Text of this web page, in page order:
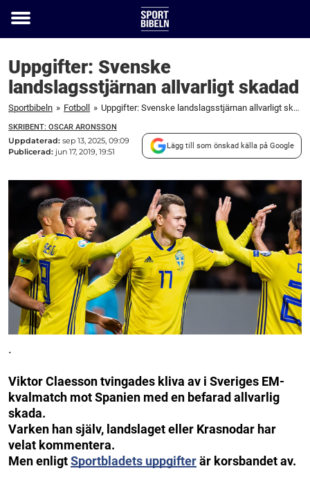
Toggle
Uppgifter: Svenske
landslagsstjärnan allvarligt skadad
Sportbibeln » Fotboll » Uppgifter: Svenske landslagsstjärnan allvarligt skadad
SKRIBENT: OSCAR ARONSSON
Uppdaterad: sep 13, 2025, 09:09
Publicerad: jun 17, 2019, 19:51
Lägg till som önskad källa på Google
.
Viktor Claesson tvingades kliva av i Sveriges EM-
kvalmatch mot Spanien med en befarad allvarlig
skada.
Varken han själv, landslaget eller Krasnodar har
velat kommentera.
Men enligtSportbladets uppgifterär korsbandet av.